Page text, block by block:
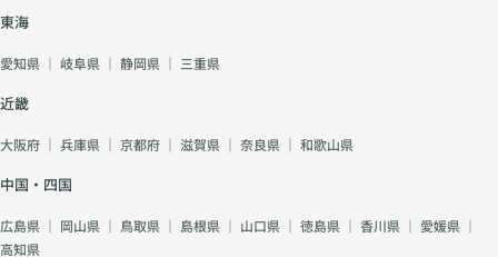
東海
愛知県 ｜ 岐阜県 ｜ 静岡県 ｜ 三重県
近畿
大阪府 ｜ 兵庫県 ｜ 京都府 ｜ 滋賀県 ｜ 奈良県 ｜ 和歌山県
中国・四国
広島県 ｜ 岡山県 ｜ 鳥取県 ｜ 島根県 ｜ 山口県 ｜ 徳島県 ｜ 香川県 ｜ 愛媛県 ｜
高知県